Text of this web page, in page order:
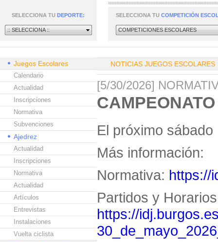
SELECCIONA TUDEPORTE:
:: SELECCIONA ::
SELECCIONA TU COMPETICIÓN
COMPETICIONES ESCOLARES
Juegos Escolares
Calendario
Actualidad
Inscripciones
Normativa
Subvenciones
Ajedrez
Actualidad
Inscripciones
Normativa
Actualidad
Artículos
Entrevistas
Instalaciones
Vuelta ciclista
NOTICIAS JUEGOS ESCOLARES
[5/30/2026]
El próximo
Más información:
Normativa: https://
Partidos y
https://